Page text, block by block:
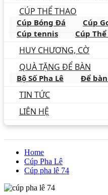
CÚP THỂ THAO
Cúp Bóng Đá Cúp
Cúp tennis
Cúp
HUY CHƯƠNG, CỜ
QUÀ TẶNG ĐỂ BÀN
Bộ Số Pha Lê Để
TIN TỨC
LIÊN HỆ
Home
Cúp Pha Lê
Cúp pha lê 74